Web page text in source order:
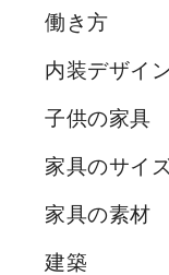
働き方
内装デザイ
子供の家具
家具のサイ
家具の素材
建築